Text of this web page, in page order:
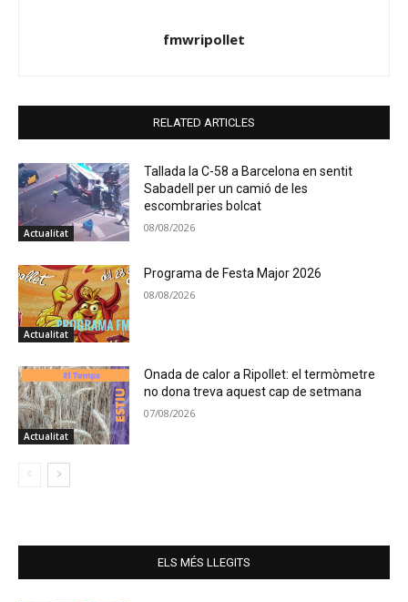
fmwripollet
RELATED ARTICLES
Actualitat
Tallada la C-58 a Barcelona en sentit
Sabadell per un camió de les
escombraries bolcat
08/08/2026
Actualitat
Programa de Festa Major 2026
08/08/2026
Actualitat
Onada de calor a Ripollet: el termòmetre
no dona treva aquest cap de setmana
07/08/2026
ELS MÉS LLEGITS